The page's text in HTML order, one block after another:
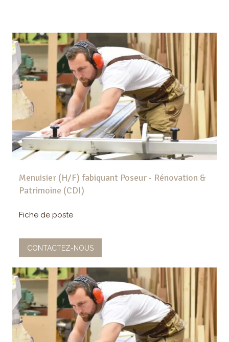
Menuisier (H/F) fabiquant Poseur - Rénovation &
Patrimoine (CDI)
Fiche de poste
CONTACTEZ-NOUS